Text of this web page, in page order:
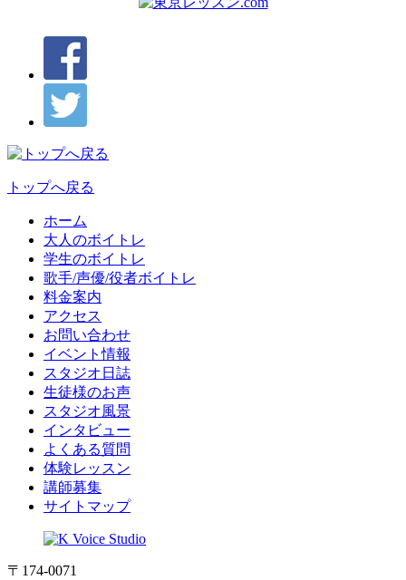
トップへ戻る
ホーム
大人のボイトレ
学生のボイトレ
歌手/声優/役者ボイトレ
料金案内
アクセス
お問い合わせ
イベント情報
スタジオ日誌
生徒様のお声
スタジオ風景
インタビュー
よくある質問
体験レッスン
講師募集
サイトマップ
〒174-0071